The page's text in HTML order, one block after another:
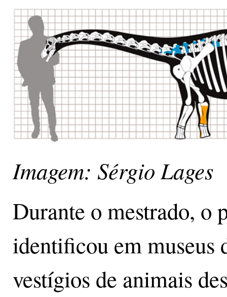
Imagem: Sérgio Lages
Durante o mestrado, o
identificou em museus
vestígios de animais